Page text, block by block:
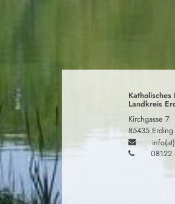
Landkreis
Kirchgasse 7
85435 Erding
08122